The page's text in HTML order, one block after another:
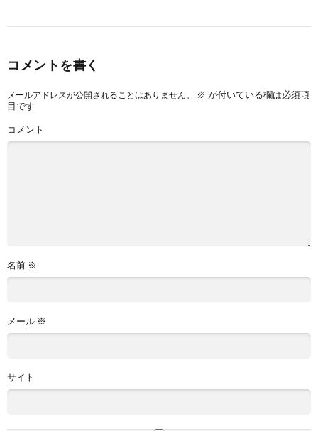
コメントを書く
メールアドレスが公開されることはありません。 ※ が付いている欄は必須項
目です
コメント
名前 ※
メール ※
サイト